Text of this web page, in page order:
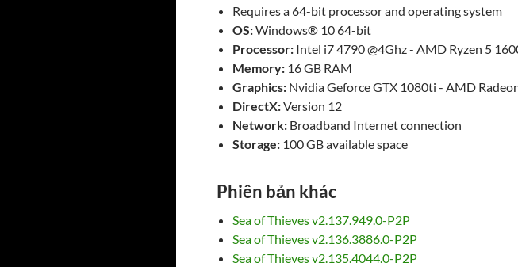
Requires a 64-bit processor and operating system
OS:Windows® 10 64-bit
Processor: Intel i7 4790 @4Ghz - AMD Ryzen 5
Memory: 16 GB RAM
Graphics: Nvidia Geforce GTX 1080ti - AMD
DirectX:Version 12
Network: Broadband Internet connection
Storage: 100 GB available space
Phiên bản khác
Sea of Thieves v2.137.949.0-P2P
Sea of Thieves v2.136.3886.0-P2P
Sea of Thieves v2.135.4044.0-P2P